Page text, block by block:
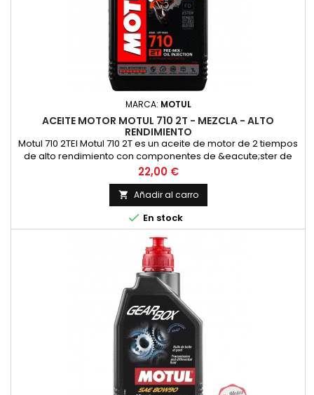
MARCA: MOTUL
ACEITE MOTOR MOTUL 710 2T - MEZCLA - ALTO
RENDIMIENTO
Motul 710 2TEl Motul 710 2T es un aceite de motor de 2 tiempos
de alto rendimiento con componentes de &eacute;ster de
alta calidad para las m&aacute;s altas exigencias en las
carreras y en la carretera en todos los motores de 2 tiempos
con inyecci&oacute;n o carburador. Adecuado para la
lubricaci&oacute;n mixta y separada. Compatible con los
modernos...
Precio
22,00 €
 Añadir al carro
 En stock